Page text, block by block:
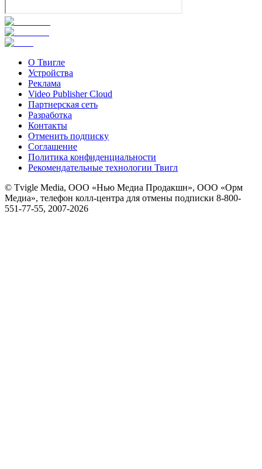
О Твигле
Устройства
Реклама
Video Publisher Cloud
Партнерская сеть
Разработка
Контакты
Отменить подписку
Соглашение
Политика конфиденциальности
Рекомендательные технологии Твигл
© Tvigle Media, ООО «Нью Медиа Продакшн», ООО «Орм
Медиа», телефон колл-центра для отмены подписки 8-800-
551-77-55, 2007-2026